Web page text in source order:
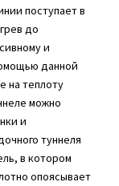
поступает в
до
и
данной
на теплоту
можно
и
туннеля
в котором
опоясывает